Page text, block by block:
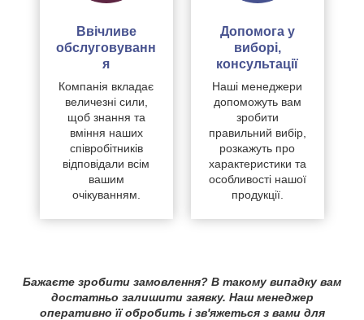
Ввічливе
обслуговуванн
я
Компанія вкладає
величезні сили,
щоб знання та
вміння наших
співробітників
відповідали всім
вашим
очікуванням.
Допомога у
виборі,
консультації
Наші менеджери
допоможуть вам
зробити
правильний вибір,
розкажуть про
характеристики та
особливості нашої
продукції.
Бажаєте зробити замовлення? В такому випадку вам
достатньо залишити заявку. Наш менеджер
оперативно її обробить і зв'яжеться з вами для